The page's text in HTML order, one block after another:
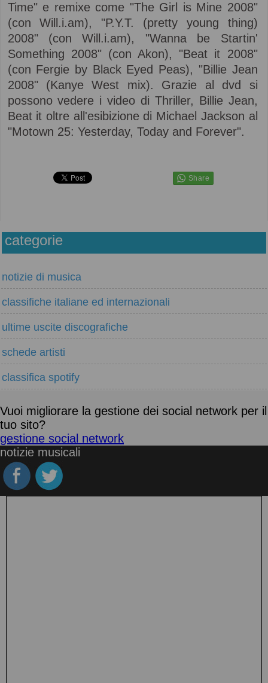
Time" e remixe come "The Girl is Mine 2008"
(con Will.i.am), "P.Y.T. (pretty young thing)
2008" (con Will.i.am), "Wanna be Startin'
Something 2008" (con Akon), "Beat it 2008"
(con Fergie by Black Eyed Peas), "Billie Jean
2008" (Kanye West mix). Grazie al dvd si
possono vedere i video di Thriller, Billie Jean,
Beat it oltre all'esibizione di Michael Jackson al
"Motown 25: Yesterday, Today and Forever".
categorie
notizie di musica
classifiche italiane ed internazionali
ultime uscite discografiche
schede artisti
classifica spotify
Vuoi migliorare la gestione dei social network per il
tuo sito?
gestione social network
notizie musicali